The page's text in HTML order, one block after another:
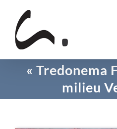
content
« Tredonema
milieu